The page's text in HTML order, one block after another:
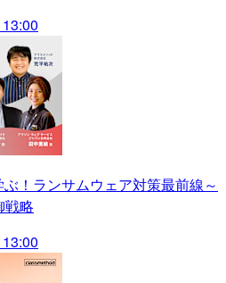
ぶ！ランサムウェア対策最前線～
戦略